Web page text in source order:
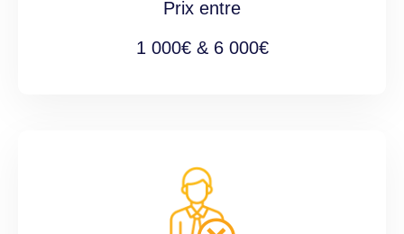
Prix entre
1 000€ & 6 000€